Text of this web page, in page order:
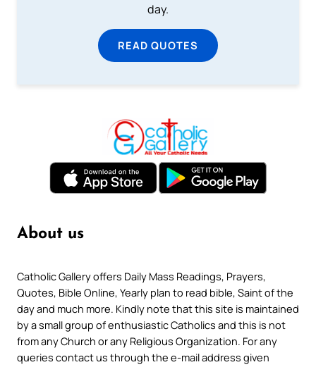
day.
READ QUOTES
About us
Catholic Gallery offers Daily Mass Readings, Prayers,
Quotes, Bible Online, Yearly plan to read bible, Saint of the
day and much more. Kindly note that this site is maintained
by a small group of enthusiastic Catholics and this is not
from any Church or any Religious Organization. For any
queries contact us through the e-mail address given